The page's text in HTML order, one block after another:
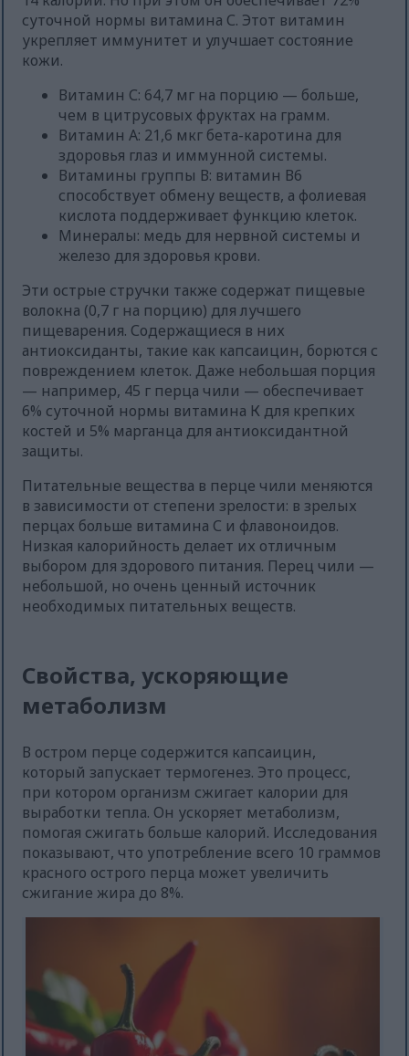
суточной нормы витамина С. Этот витамин
укрепляет иммунитет и улучшает состояние
кожи.
Витамин С: 64,7 мг на порцию — больше,
чем в цитрусовых фруктах на грамм.
Витамин А: 21,6 мкг бета-каротина для
здоровья глаз и иммунной системы.
Витамины группы В: витамин В6
способствует обмену веществ, а фолиевая
кислота поддерживает функцию клеток.
Минералы: медь для нервной системы и
железо для здоровья крови.
Эти острые стручки также содержат пищевые
волокна (0,7 г на порцию) для лучшего
пищеварения. Содержащиеся в них
антиоксиданты, такие как капсаицин, борются с
повреждением клеток. Даже небольшая порция
— например, 45 г перца чили — обеспечивает
6% суточной нормы витамина К для крепких
костей и 5% марганца для антиоксидантной
защиты.
Питательные вещества в перце чили меняются
в зависимости от степени зрелости: в зрелых
перцах больше витамина С и флавоноидов.
Низкая калорийность делает их отличным
выбором для здорового питания. Перец чили —
небольшой, но очень ценный источник
необходимых питательных веществ.
Свойства, ускоряющие
метаболизм
В остром перце содержится капсаицин,
который запускает термогенез. Это процесс,
при котором организм сжигает калории для
выработки тепла. Он ускоряет метаболизм,
помогая сжигать больше калорий. Исследования
показывают, что употребление всего 10 граммов
красного острого перца может увеличить
сжигание жира до 8%.